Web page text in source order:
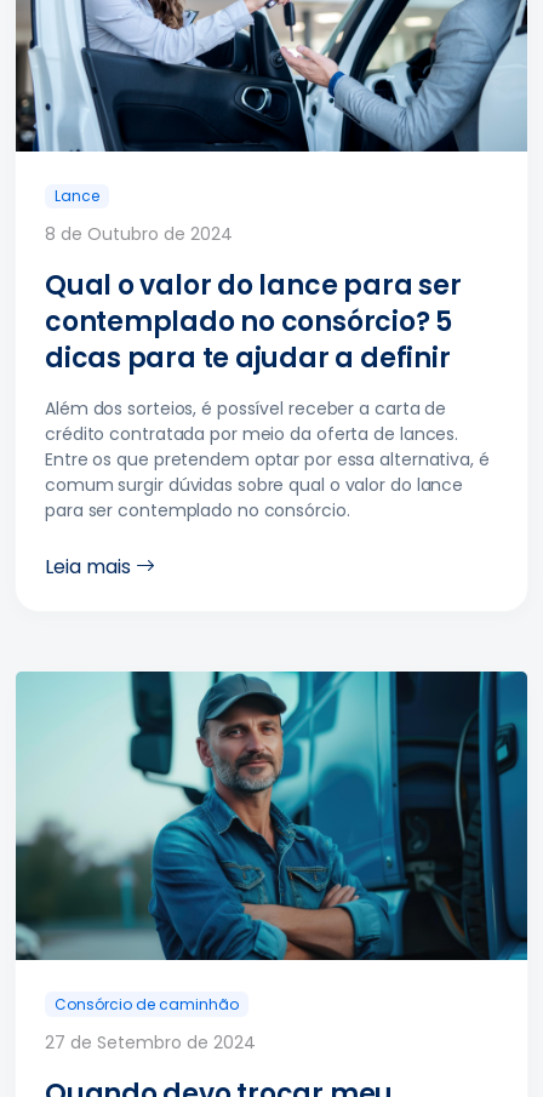
Lance
8 de Outubro de 2024
Qual o valor do lance para ser
contemplado no consórcio? 5
dicas para te ajudar a definir
Além dos sorteios, é possível receber a carta de
crédito contratada por meio da oferta de lances.
Entre os que pretendem optar por essa alternativa, é
comum surgir dúvidas sobre qual o valor do lance
para ser contemplado no consórcio.
Leia mais
Consórcio de caminhão
27 de Setembro de 2024